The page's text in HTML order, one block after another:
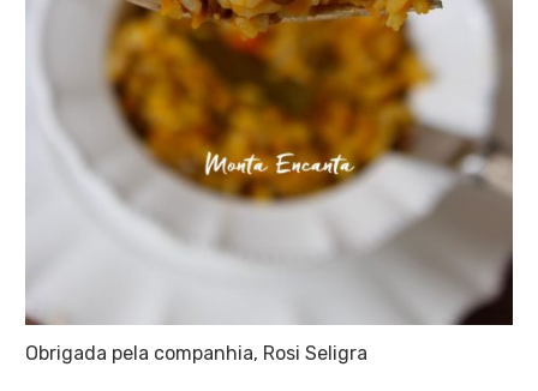
Obrigada pela companhia, Rosi Seligra